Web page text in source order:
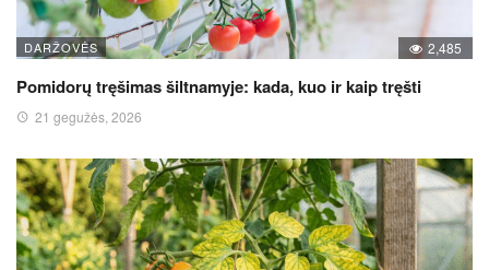
DARŽOVĖS 2,485
Pomidorų tręšimas šiltnamyje: kada, kuo ir kaip tręšti
21 gegužės, 2026